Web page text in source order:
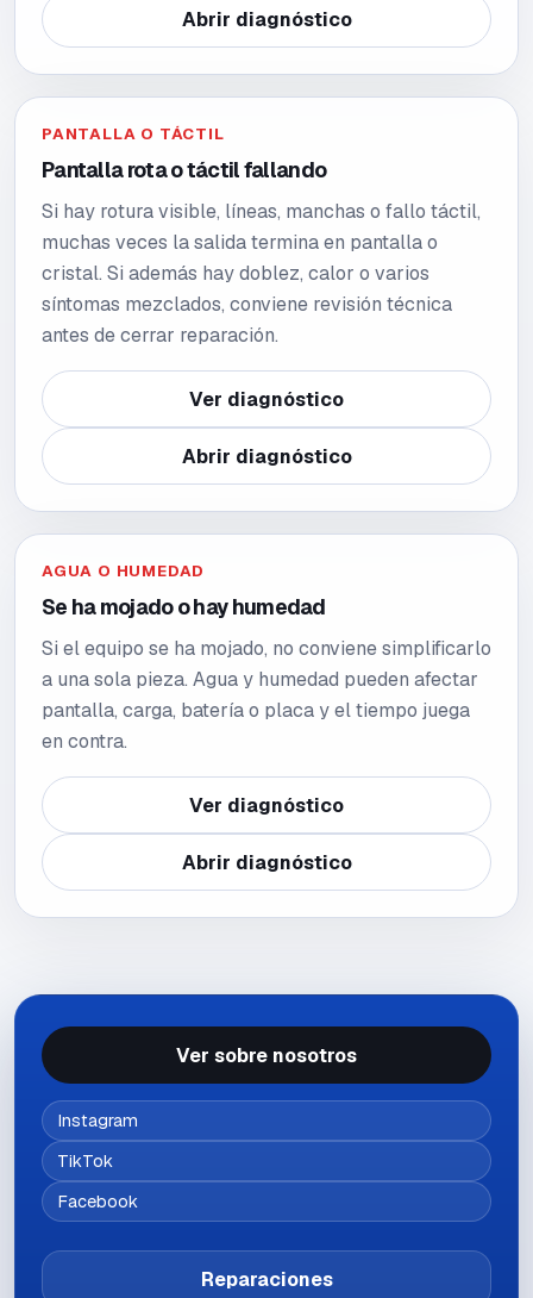
Abrir diagnóstico
PANTALLA O TÁCTIL
Pantalla rota o táctil fallando
Si hay rotura visible, líneas, manchas o fallo táctil,
muchas veces la salida termina en pantalla o
cristal. Si además hay doblez, calor o varios
síntomas mezclados, conviene revisión técnica
antes de cerrar reparación.
Ver diagnóstico
Abrir diagnóstico
AGUA O HUMEDAD
Se ha mojado o hay humedad
Si el equipo se ha mojado, no conviene simplificarlo
a una sola pieza. Agua y humedad pueden afectar
pantalla, carga, batería o placa y el tiempo juega
en contra.
Ver diagnóstico
Abrir diagnóstico
Ver sobre nosotros
Instagram
TikTok
Facebook
Reparaciones